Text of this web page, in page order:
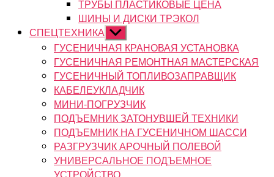
ТРУБЫ ПЛАСТИКОВЫЕ ЦЕНА
ШИНЫ И ДИСКИ ТРЭКОЛ
СПЕЦТЕХНИКА Показывать
подменю
ГУСЕНИЧНАЯ КРАНОВАЯ УСТАНОВКА
ГУСЕНИЧНАЯ РЕМОНТНАЯ МАСТЕРСКАЯ
ГУСЕНИЧНЫЙ ТОПЛИВОЗАПРАВЩИК
КАБЕЛЕУКЛАДЧИК
МИНИ-ПОГРУЗЧИК
ПОДЪЕМНИК ЗАТОНУВШЕЙ ТЕХНИКИ
ПОДЪЕМНИК НА ГУСЕНИЧНОМ ШАССИ
РАЗГРУЗЧИК АРОЧНЫЙ ПОЛЕВОЙ
УНИВЕРСАЛЬНОЕ ПОДЪЕМНОЕ